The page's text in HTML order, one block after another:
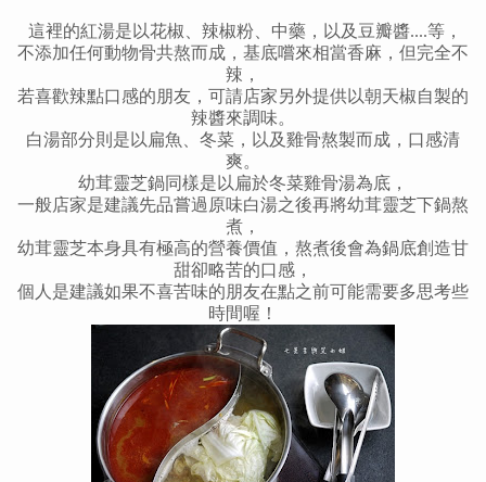
這裡的紅湯是以花椒、辣椒粉、中藥，以及豆瓣醬....等，
不添加任何動物骨共熬而成，基底嚐來相當香麻，但完全不
辣，
若喜歡辣點口感的朋友，可請店家另外提供以朝天椒自製的
辣醬來調味。
白湯部分則是以扁魚、冬菜，以及雞骨熬製而成，口感清
爽。
幼茸靈芝鍋同樣是以扁於冬菜雞骨湯為底，
一般店家是建議先品嘗過原味白湯之後再將幼茸靈芝下鍋熬
煮，
幼茸靈芝本身具有極高的營養價值，熬煮後會為鍋底創造甘
甜卻略苦的口感，
個人是建議如果不喜苦味的朋友在點之前可能需要多思考些
時間喔 ！